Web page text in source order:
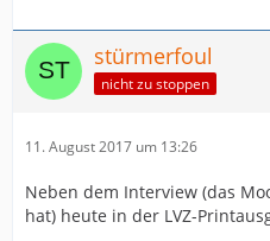
stürmerfoul
nicht zu stoppen
11. August 2017 um 13:26
Neben dem Interview (das
hat) heute in der LVZ-